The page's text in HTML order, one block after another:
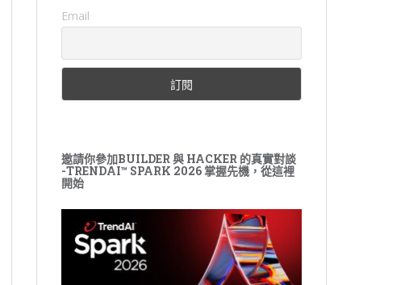
Email
邀請你參加BUILDER 與 HACKER 的真實對談
-TRENDAI™ SPARK 2026 掌握先機，從這裡
開始